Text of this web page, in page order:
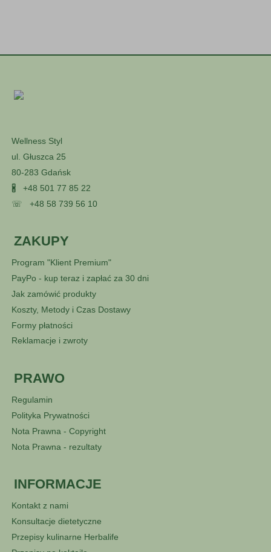
Wellness Styl
ul. Głuszca 25
80-283 Gdańsk
🖁 +48 501 77 85 22
☏ +48 58 739 56 10
ZAKUPY
Program "Klient Premium"
PayPo - kup teraz i zapłać za 30 dni
Jak zamówić produkty
Koszty, Metody i Czas Dostawy
Formy płatności
Reklamacje i zwroty
PRAWO
Regulamin
Polityka Prywatności
Nota Prawna - Copyright
Nota Prawna - rezultaty
INFORMACJE
Kontakt z nami
Konsultacje dietetyczne
Przepisy kulinarne Herbalife